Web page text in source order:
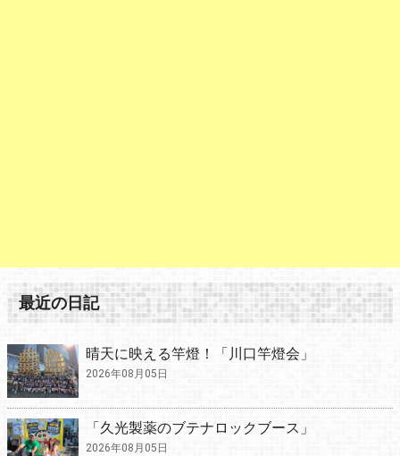
最近の日記
晴天に映える竿燈！「川口竿燈会」
2026年08月05日
「久光製薬のブテナロックブース」
2026年08月05日